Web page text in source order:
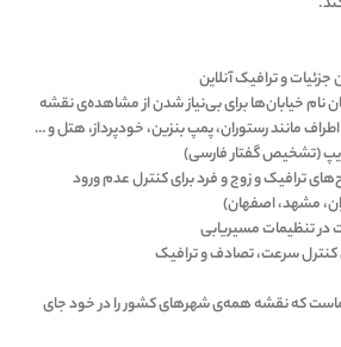
و ترافیک آنلاین
نام خیابان‌ها برای بی‌نیاز شدن از مشاهده‌ی نقشه
مانند رستوران، پمپ بنزین، خودپرداز، هتل و …
(تشخیص گفتار فارسی)
ترافیک و زوج و فرد برای کنترل عدم ورود
مشهد،‌ اصفهان)
در تنظیمات مسیریابی
سرعت، تصادف و ترافیک
که نقشه‌ همه‌ی شهرهای کشور را در خود جای